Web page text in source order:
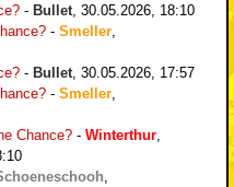
- Bullet 30.05.2026, 18:10
- Smeller
- Bullet 30.05.2026, 17:57
- Smeller
Chance? - Winterthur